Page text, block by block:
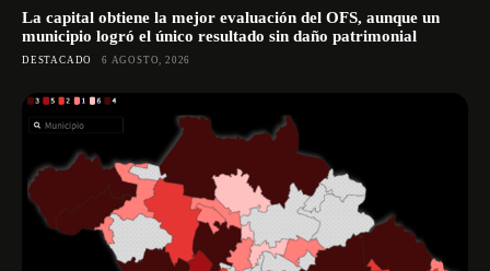
La capital obtiene la mejor evaluación del OFS, aunque un
municipio logró el único resultado sin daño patrimonial
DESTACADO 6 AGOSTO, 2026